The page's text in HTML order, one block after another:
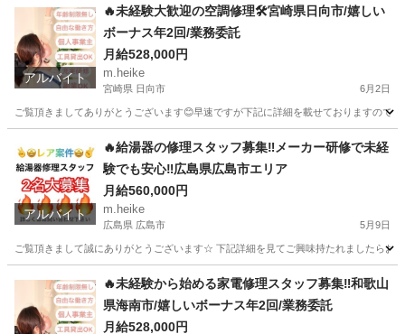
アルバイト
🔥未経験大歓迎の空調修理🛠️宮崎県日向市/嬉しい
ボーナス年2回/業務委託
月給528,000円
m.heike
宮崎県 日向市 6月2日
ご覧頂きましてありがとうございます😊早速ですが下記に詳細を載せておりますの
その他 業務委託
アルバイト
🔥給湯器の修理スタッフ募集‼️メーカー研修で未経
験でも安心‼️広島県広島市エリア
月給560,000円
m.heike
広島県 広島市 5月9日
ご覧頂きまして誠にありがとうございます☆ 下記詳細を見てご興味持たれましたら
その他 給湯器
🔥未経験から始める家電修理スタッフ募集‼️和歌山
県海南市/嬉しいボーナス年2回/業務委託
月給528,000円